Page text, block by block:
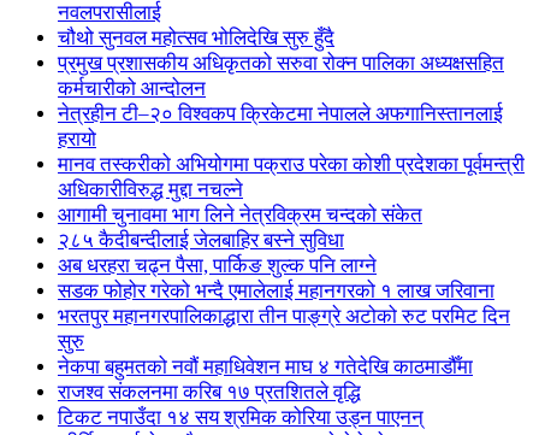
नवलपरासीलाई
चौथो सुनवल महोत्सव भोलिदेखि सुरु हुँदै
प्रमुख प्रशासकीय अधिकृतको सरुवा रोक्न पालिका अध्यक्षसहित
कर्मचारीको आन्दोलन
नेत्रहीन टी–२० विश्वकप क्रिकेटमा नेपालले अफगानिस्तानलाई
हरायो
मानव तस्करीको अभियोगमा पक्राउ परेका कोशी प्रदेशका पूर्वमन्त्री
अधिकारीविरुद्ध मुद्दा नचल्ने
आगामी चुनावमा भाग लिने नेत्रविक्रम चन्दको संकेत
२८५ कैदीबन्दीलाई जेलबाहिर बस्ने सुविधा
अब धरहरा चढ्न पैसा, पार्किङ शुल्क पनि लाग्ने
सडक फोहोर गरेको भन्दै एमालेलाई महानगरको १ लाख जरिवाना
भरतपुर महानगरपालिकाद्धारा तीन पाङ्ग्रे अटोको रुट परमिट दिन
सुरु
नेकपा बहुमतको नवौं महाधिवेशन माघ ४ गतेदेखि काठमाडौँमा
राजश्व संकलनमा करिब १७ प्रतशितले वृद्धि
टिकट नपाउँदा १४ सय श्रमिक कोरिया उड्न पाएनन्